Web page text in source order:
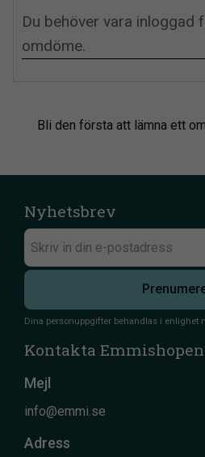
Bli den första att lämna ett
Nyhetsbrev
Dina personuppgifter behandlas i enlighet
Kontakta Emmishopen
Mejl
info@emmi.se
Adress